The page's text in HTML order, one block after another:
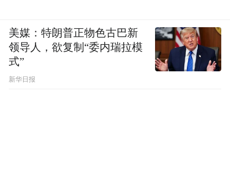
美媒：特朗普正物色古巴新
领导人，欲复制“委内瑞拉模
式”
新华日报